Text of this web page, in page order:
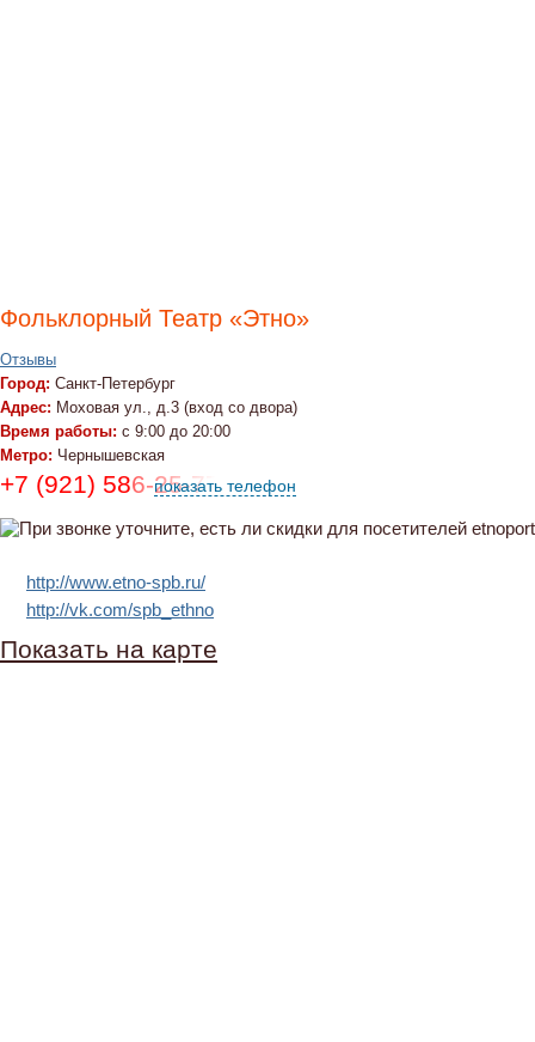
Фольклорный Театр «Этно»
Отзывы
Город: Санкт-Петербург
Адрес: Моховая ул., д.3 (вход со двора)
Время работы: с 9:00 до 20:00
Метро: Чернышевская
+7 (921) 586-25-77показать телефон
http://www.etno-spb.ru/
http://vk.com/spb_ethno
Показать на карте